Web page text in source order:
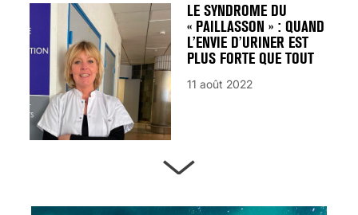
LE SYNDROME DU
« PAILLASSON » : QUAND
L’ENVIE D’URINER EST
PLUS FORTE QUE TOUT
11 août 2022